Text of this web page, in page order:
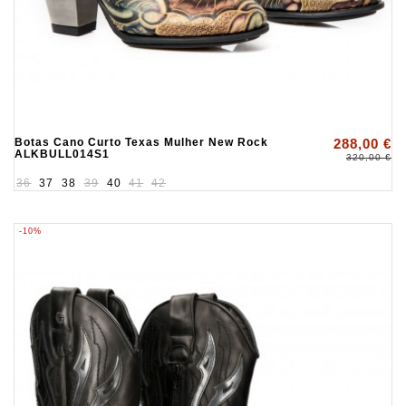
Botas Cano Curto Texas Mulher New Rock
ALKBULL014S1
288,00 €
320,00 €
36 37 38 39 40 41 42
-10%